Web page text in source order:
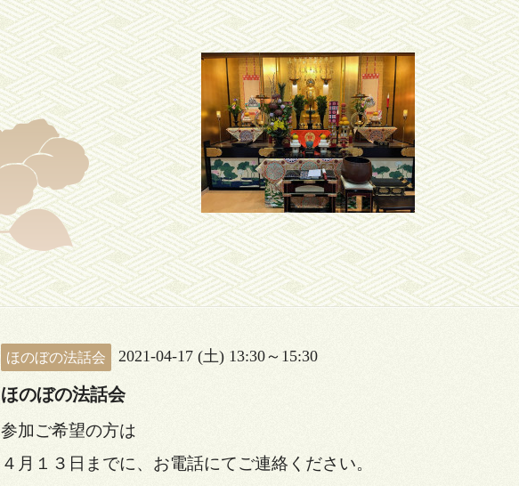
ほのぼの法話会 2021-04-17 (土) 13:30～15:30
ほのぼの法話会
参加ご希望の方は
４月１３日までに、お電話にてご連絡ください。